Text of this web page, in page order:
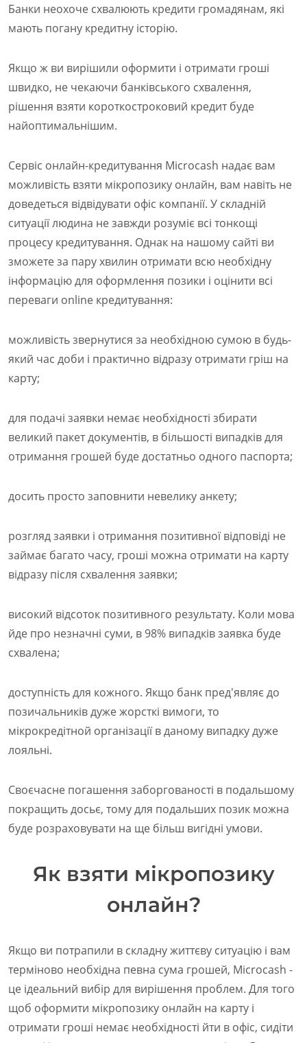
Банки неохоче схвалюють кредити громадянам, які
мають погану кредитну історію.
Якщо ж ви вирішили оформити і отримати гроші
швидко, не чекаючи банківського схвалення,
рішення взяти короткостроковий кредит буде
найоптимальнішим.
Сервіс онлайн-кредитування Microcash надає вам
можливість взяти мікропозику онлайн, вам навіть не
доведеться відвідувати офіс компанії. У складній
ситуації людина не завжди розуміє всі тонкощі
процесу кредитування. Однак на нашому сайті ви
зможете за пару хвилин отримати всю необхідну
інформацію для оформлення позики і оцінити всі
переваги online кредитування:
можливість звернутися за необхідною сумою в будь-
який час доби і практично відразу отримати гріш на
карту;
для подачі заявки немає необхідності збирати
великий пакет документів, в більшості випадків для
отримання грошей буде достатньо одного паспорта;
досить просто заповнити невелику анкету;
розгляд заявки і отримання позитивної відповіді не
займає багато часу, гроші можна отримати на карту
відразу після схвалення заявки;
високий відсоток позитивного результату. Коли мова
йде про незначні суми, в 98% випадків заявка буде
схвалена;
доступність для кожного. Якщо банк пред'являє до
позичальників дуже жорсткі вимоги, то
мікрокредітной організації в даному випадку дуже
лояльні.
Своєчасне погашення заборгованості в подальшому
покращить досьє, тому для подальших позик можна
буде розраховувати на ще більш вигідні умови.
Як взяти мікропозику
онлайн?
Якщо ви потрапили в складну життєву ситуацію і вам
терміново необхідна певна сума грошей, Microcash -
це ідеальний вибір для вирішення проблем. Для того
щоб оформити мікропозику онлайн на карту і
отримати гроші немає необхідності йти в офіс, сидіти